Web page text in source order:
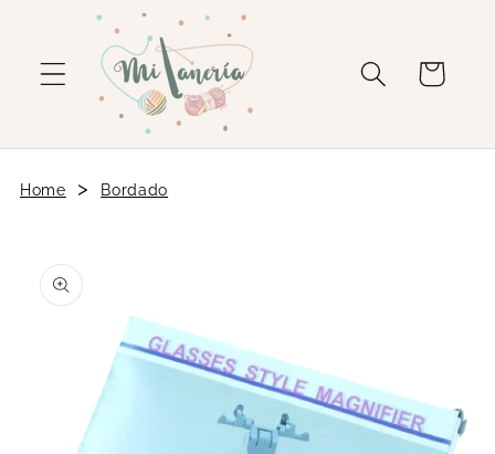
directamente
al contenido
Carrito
Home > Bordado
a la
información
del producto